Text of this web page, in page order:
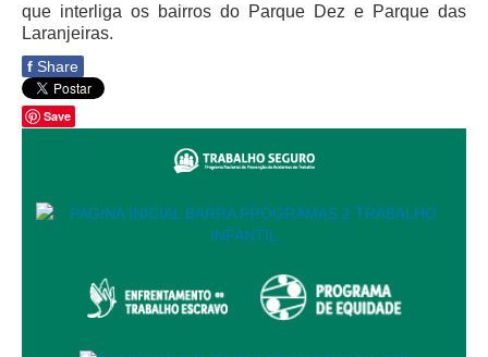
Espaço do Servidor
Guias de recolhimento
Leilão Público
Mapa do site
META 9 do CNJ
Plantão Judiciário
Cadastrar Processos
Listar Processos
que interliga os bairros do Parque Dez e Parque das
Laranjeiras.
f Share
Save